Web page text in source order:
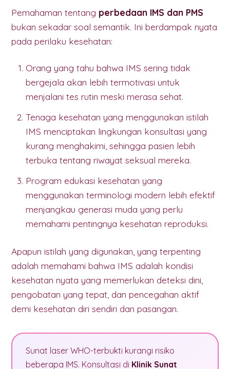
Pemahaman tentang perbedaan IMS dan PMS
bukan sekadar soal semantik. Ini berdampak nyata
pada perilaku kesehatan:
Orang yang tahu bahwa IMS sering tidak
bergejala akan lebih termotivasi untuk
menjalani tes rutin meski merasa sehat.
Tenaga kesehatan yang menggunakan istilah
IMS menciptakan lingkungan konsultasi yang
kurang menghakimi, sehingga pasien lebih
terbuka tentang riwayat seksual mereka.
Program edukasi kesehatan yang
menggunakan terminologi modern lebih efektif
menjangkau generasi muda yang perlu
memahami pentingnya kesehatan reproduksi.
Apapun istilah yang digunakan, yang terpenting
adalah memahami bahwa IMS adalah kondisi
kesehatan nyata yang memerlukan deteksi dini,
pengobatan yang tepat, dan pencegahan aktif
demi kesehatan diri sendiri dan pasangan.
Sunat laser WHO-terbukti kurangi risiko
beberapa IMS. Konsultasi di Klinik Sunat